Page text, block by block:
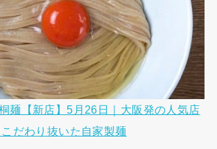
麺【新店】5月26日｜大阪発の人気店
だわり抜いた自家製麺